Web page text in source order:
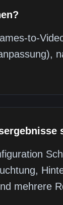
to-
mehrere